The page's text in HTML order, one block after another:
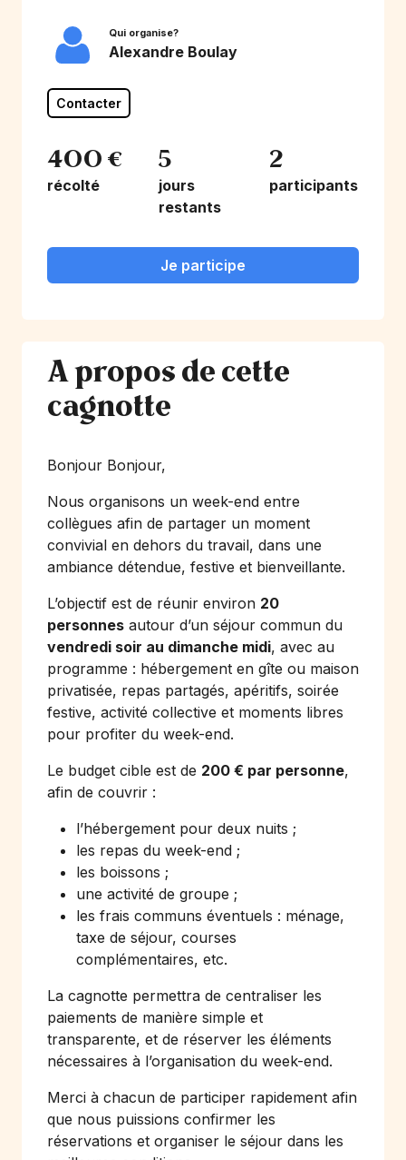
Qui organise?
Alexandre Boulay
Contacter
400 €
récolté
5
jours
restants
2
participants
Je participe
A propos de cette
cagnotte
Bonjour Bonjour,
Nous organisons un week-end entre
collègues afin de partager un moment
convivial en dehors du travail, dans une
ambiance détendue, festive et bienveillante.
L’objectif est de réunir environ 20
personnes autour d’un séjour commun du
vendredi soir au dimanche midi, avec au
programme : hébergement en gîte ou maison
privatisée, repas partagés, apéritifs, soirée
festive, activité collective et moments libres
pour profiter du week-end.
Le budget cible est de 200 € par personne,
afin de couvrir :
l’hébergement pour deux nuits ;
les repas du week-end ;
les boissons ;
une activité de groupe ;
les frais communs éventuels : ménage,
taxe de séjour, courses
complémentaires, etc.
La cagnotte permettra de centraliser les
paiements de manière simple et
transparente, et de réserver les éléments
nécessaires à l’organisation du week-end.
Merci à chacun de participer rapidement afin
que nous puissions confirmer les
réservations et organiser le séjour dans les